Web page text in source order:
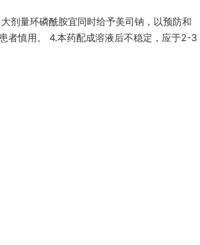
剂量环磷酰胺宜同时给予美司钠，以预防和
者慎用。 4.本药配成溶液后不稳定，应于2-3